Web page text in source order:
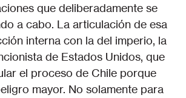
que deliberadamente se
a cabo. La articulación de esa
interna con la del imperio, la
de Estados Unidos, que
el proceso de Chile porque
mayor. No solamente para